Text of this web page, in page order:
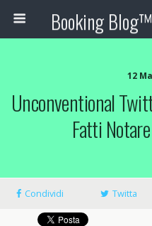
12
Unconventional
Fatti
Condividi Twitta